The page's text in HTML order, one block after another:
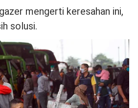
mengerti keresahan ini,
solusi.